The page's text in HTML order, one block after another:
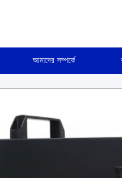
আমাদের সম্পর্কে